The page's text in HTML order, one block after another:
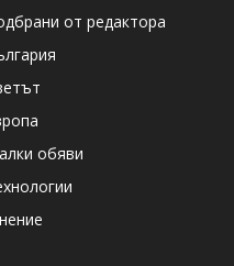
от редактора
обяви